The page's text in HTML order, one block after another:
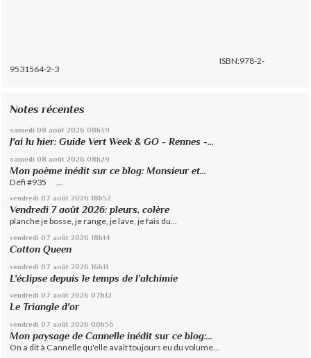
ISBN:978-2-
9531564-2-3
Notes récentes
samedi 08 août 2026 08h39
J'ai lu hier: Guide Vert Week & GO - Rennes -...
samedi 08 août 2026 08h29
Mon poème inédit sur ce blog: Monsieur et...
Défi #935 ...
vendredi 07 août 2026 18h52
Vendredi 7 août 2026: pleurs, colère
planche je bosse, je range, je lave, je fais du...
vendredi 07 août 2026 18h14
Cotton Queen
vendredi 07 août 2026 16h11
L'éclipse depuis le temps de l'alchimie
vendredi 07 août 2026 07h12
Le Triangle d'or
vendredi 07 août 2026 00h56
Mon paysage de Cannelle inédit sur ce blog:...
On a dit à Cannelle qu'elle avait toujours eu du volume...